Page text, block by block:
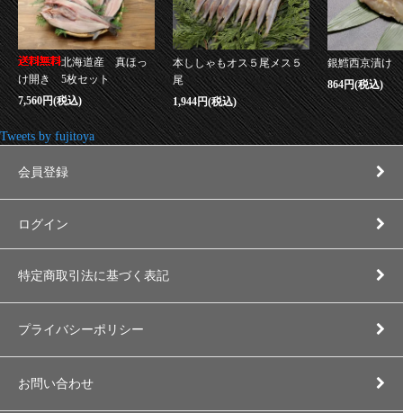
北海道産 真ほっ
け開き 5枚セット
7,560円(税込)
本ししゃもオス５尾メス５
尾
1,944円(税込)
銀鱈西京漬け
864円(税込)
Tweets by fujitoya
会員登録
ログイン
特定商取引法に基づく表記
プライバシーポリシー
お問い合わせ